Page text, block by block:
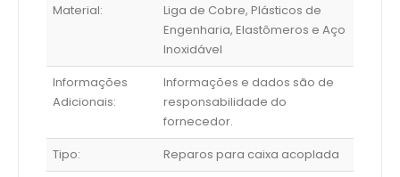
Material:
Liga de Cobre, Plásticos de
Engenharia, Elastômeros e Aço
Inoxidável
Informações
Adicionais:
Informações e dados são de
responsabilidade do
fornecedor.
Tipo:
Reparos para caixa acoplada